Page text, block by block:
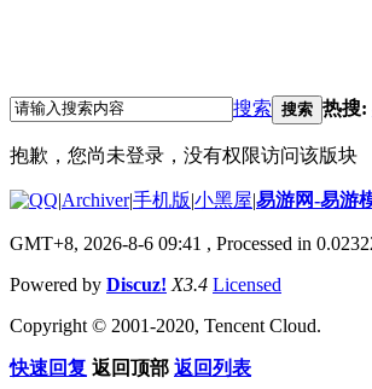
搜索 搜索 热搜:
抱歉，您尚未登录，没有权限访问该版块
|Archiver|手机版|小黑屋|易游网-易游
GMT+8, 2026-8-6 09:41 , Processed in
Powered by Discuz! X3.4 Licensed
Copyright © 2001-2020, Tencent Cloud.
快速回复 返回顶部 返回列表